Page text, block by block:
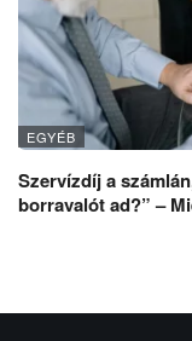
EGYÉB
Szervízdíj a
borravalót ad?” –